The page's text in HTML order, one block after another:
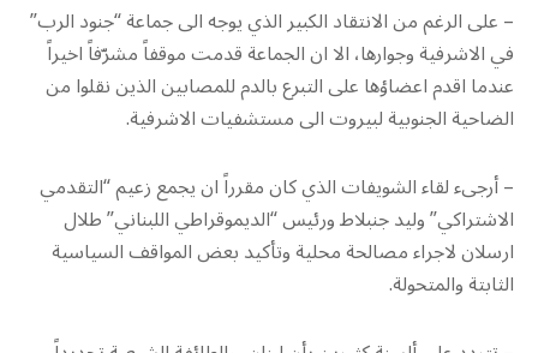
– على الرغم من الانتقاد الكبير الذي يوجه الى جماعة “جنود الرب”
في الاشرفية وجوارها، الا ان الجماعة قدمت موقفاً مشرّفاً اخيراً
عندما اقدم اعضاؤها على التبرع بالدم للمصابين الذين نقلوا من
الضاحية الجنوبية لبيروت الى مستشفيات الاشرفية.
– أرجىء لقاء الشويفات الذي كان مقرراً ان يجمع زعيم “التقدمي
الاشتراكي” وليد جنبلاط ورئيس “الديموقراطي اللبناني” طلال
ارسلان لاجراء مصالحة محلية وتأكيد بعض المواقف السياسية
الثابتة والمتحولة.